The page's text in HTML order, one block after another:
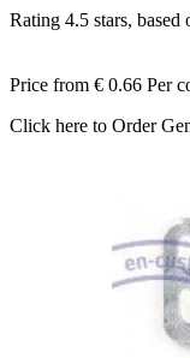
Rating 4.5 stars, based
Price from € 0.66 Per
Click here to Order